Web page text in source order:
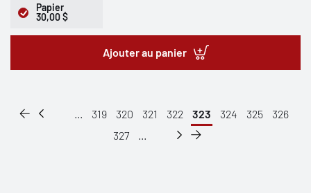
Papier
30,00 $
Ajouter au panier
... 319 320 321 322 323 324 325
326
327
...